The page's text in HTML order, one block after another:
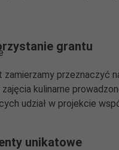
grantu
zamierzamy przeznaczyć
zajęcia kulinarne
udział w projekcie
unikatowe